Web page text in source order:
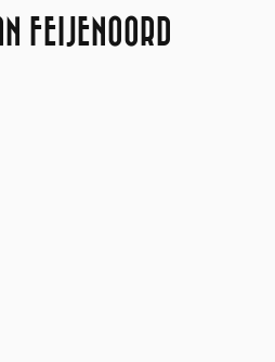
FEIJENOORD